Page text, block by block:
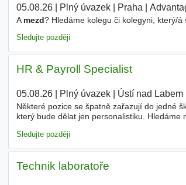
05.08.26| Plný úvazek| Praha
A mezd? Hledáme kolegu či kolegyni, který/
Sledujte později
HR & Payroll Specialist
05.08.26| Plný úvazek| Ústí nad Labem|
Některé pozice se špatně zařazují do jedné
který bude dělat jen personalistiku.
Sledujte později
Technik laboratoře